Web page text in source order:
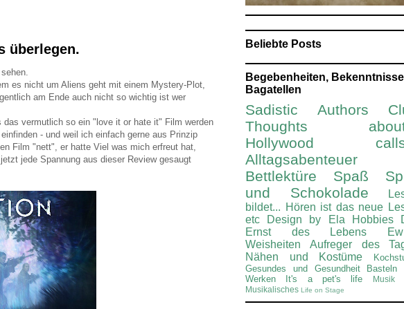
überlegen.
es nicht um Aliens geht mit einem Mystery-Plot,
am Ende auch nicht so wichtig ist wer
vermutlich so ein "love it or hate it" Film werden
- und weil ich einfach gerne aus Prinzip
Film "nett", er hatte Viel was mich erfreut hat,
jede Spannung aus dieser Review gesaugt
Beliebte Posts
Begebenheiten,
Bagatellen
Sadistic Authors
Thoughts
Hollywood
Alltagsabenteuer
Bettlektüre
Spaß
und Schokolade
bildet... Hören ist das neue
etc
Design by Ela Hobbies
Ernst des Lebens
Weisheiten
Aufreger des
Nähen und Kostüme
Gesundes und Gesundheit
Basteln
Werken
It's a pet's life
Musik
Musikalisches Life on Stage